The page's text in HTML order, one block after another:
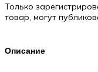
Только
товар, могут
Описание